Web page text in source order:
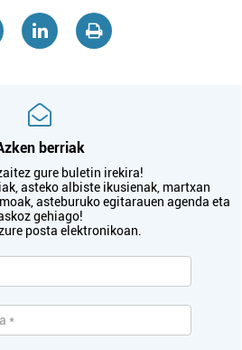
berriak
gure buletin irekira!
asteko albiste ikusienak, martxan
asteburuko egitarauen agenda eta
gehiago!
posta elektronikoan.